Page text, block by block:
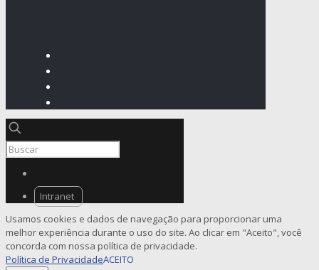
Intranet
Usamos cookies e dados de navegação para proporcionar uma
melhor experiência durante o uso do site. Ao clicar em "Aceito", você
concorda com nossa política de privacidade.
Política de PrivacidadeACEITO